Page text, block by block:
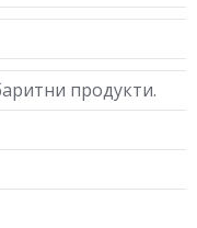
продукти.